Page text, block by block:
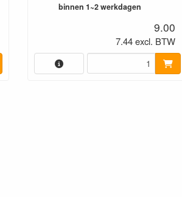
binnen 1~2 werkdagen
9.00
7.44 excl. BTW